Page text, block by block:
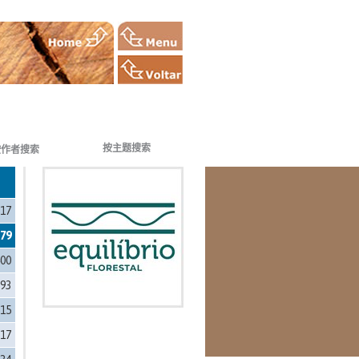
者搜索 按主题搜索